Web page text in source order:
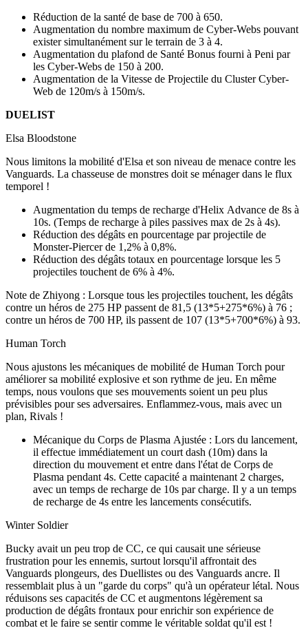
Réduction de la santé de base de 700 à 650.
Augmentation du nombre maximum de Cyber-Webs pouvant
exister simultanément sur le terrain de 3 à 4.
Augmentation du plafond de Santé Bonus fourni à Peni par
les Cyber-Webs de 150 à 200.
Augmentation de la Vitesse de Projectile du Cluster Cyber-
Web de 120m/s à 150m/s.
DUELIST
Elsa Bloodstone
Nous limitons la mobilité d'Elsa et son niveau de menace contre les
Vanguards. La chasseuse de monstres doit se ménager dans le flux
temporel !
Augmentation du temps de recharge d'Helix Advance de 8s à
10s. (Temps de recharge à piles passives max de 2s à 4s).
Réduction des dégâts en pourcentage par projectile de
Monster-Piercer de 1,2% à 0,8%.
Réduction des dégâts totaux en pourcentage lorsque les 5
projectiles touchent de 6% à 4%.
Note de Zhiyong : Lorsque tous les projectiles touchent, les dégâts
contre un héros de 275 HP passent de 81,5 (13*5+275*6%) à 76 ;
contre un héros de 700 HP, ils passent de 107 (13*5+700*6%) à 93.
Human Torch
Nous ajustons les mécaniques de mobilité de Human Torch pour
améliorer sa mobilité explosive et son rythme de jeu. En même
temps, nous voulons que ses mouvements soient un peu plus
prévisibles pour ses adversaires. Enflammez-vous, mais avec un
plan, Rivals !
Mécanique du Corps de Plasma Ajustée : Lors du lancement,
il effectue immédiatement un court dash (10m) dans la
direction du mouvement et entre dans l'état de Corps de
Plasma pendant 4s. Cette capacité a maintenant 2 charges,
avec un temps de recharge de 10s par charge. Il y a un temps
de recharge de 4s entre les lancements consécutifs.
Winter Soldier
Bucky avait un peu trop de CC, ce qui causait une sérieuse
frustration pour les ennemis, surtout lorsqu'il affrontait des
Vanguards plongeurs, des Duellistes ou des Vanguards ancre. Il
ressemblait plus à un "garde du corps" qu'à un opérateur létal. Nous
réduisons ses capacités de CC et augmentons légèrement sa
production de dégâts frontaux pour enrichir son expérience de
combat et le faire se sentir comme le véritable soldat qu'il est !